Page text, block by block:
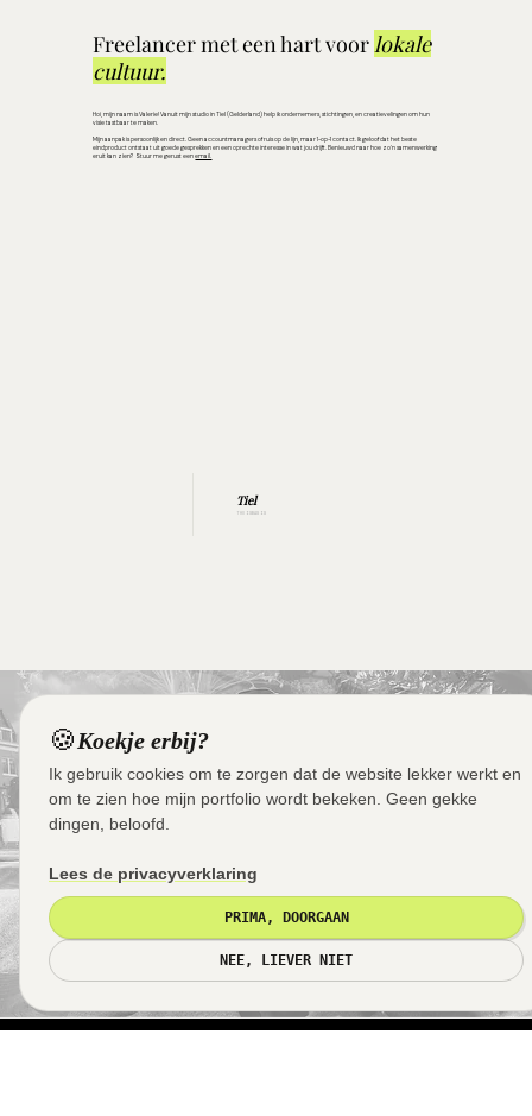
Freelancer met een hart voor lokale
cultuur.
Hoi, mijn naam is Valerie! Vanuit mijn studio in Tiel (Gelderland) help ik ondernemers, stichtingen, en creatievelingen om hun
visie tastbaar te maken.
Mijn aanpak is persoonlijk en direct. Geen accountmanagers of ruis op de lijn, maar 1-op-1 contact. Ik geloof dat het beste
eindproduct ontstaat uit goede gesprekken en een oprechte interesse in wat jou drijft. Benieuwd naar hoe zo'n samenwerking
eruit kan zien? Stuur me gerust eenemail.
Tiel
🍪Koekje erbij?
Ik gebruik cookies om te zorgen dat de website lekker werkt en
om te zien hoe mijn portfolio wordt bekeken. Geen gekke
dingen, beloofd.
Lees de privacyverklaring
PRIMA, DOORGAAN
NEE, LIEVER NIET